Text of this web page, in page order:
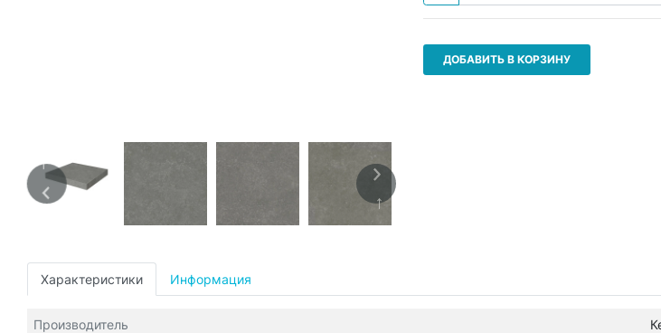
ДОБАВИТЬ В КОРЗИНУ
Характеристики Информация
Производитель